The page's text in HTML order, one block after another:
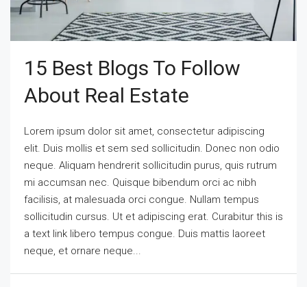
15 Best Blogs To Follow
About Real Estate
Lorem ipsum dolor sit amet, consectetur adipiscing
elit. Duis mollis et sem sed sollicitudin. Donec non odio
neque. Aliquam hendrerit sollicitudin purus, quis rutrum
mi accumsan nec. Quisque bibendum orci ac nibh
facilisis, at malesuada orci congue. Nullam tempus
sollicitudin cursus. Ut et adipiscing erat. Curabitur this is
a text link libero tempus congue. Duis mattis laoreet
neque, et ornare neque...